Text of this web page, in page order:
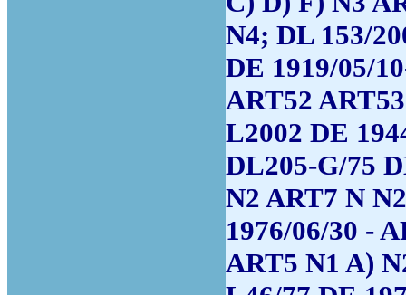
N4; DL 153/
DE 1919/05/
ART52
L2002 DE
DL205-G/75
N2 ART7 N
1976/06/30 -
ART5 N1 A)